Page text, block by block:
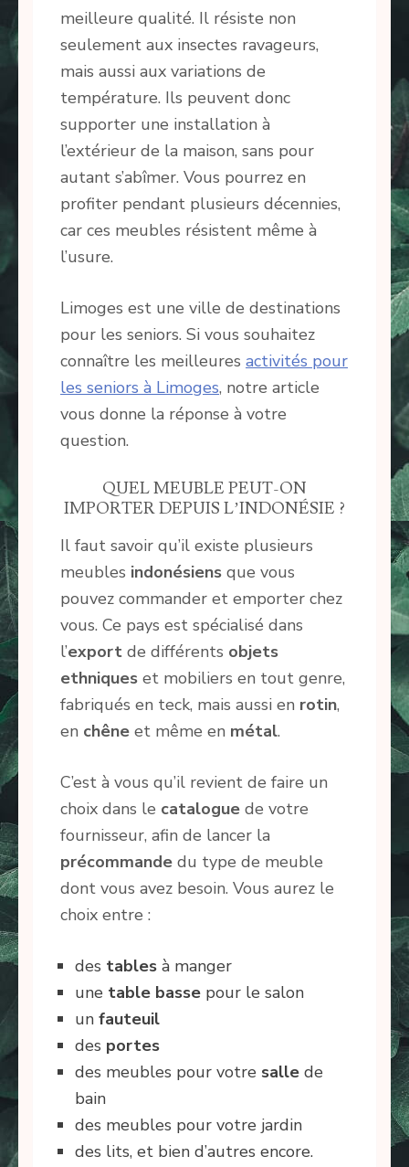
meilleure qualité. Il résiste non
seulement aux insectes ravageurs,
mais aussi aux variations de
température. Ils peuvent donc
supporter une installation à
l’extérieur de la maison, sans pour
autant s’abîmer. Vous pourrez en
profiter pendant plusieurs décennies,
car ces meubles résistent même à
l’usure.
Limoges est une ville de destinations
pour les seniors. Si vous souhaitez
connaître les meilleures activités pour
les seniors à Limoges, notre article
vous donne la réponse à votre
question.
QUEL MEUBLE PEUT-ON
IMPORTER DEPUIS L’INDONÉSIE ?
Il faut savoir qu’il existe plusieurs
meubles indonésiens que vous
pouvez commander et emporter chez
vous. Ce pays est spécialisé dans
l’export de différents objets
ethniques et mobiliers en tout genre,
fabriqués en teck, mais aussi en rotin,
en chêne et même en métal.
C’est à vous qu’il revient de faire un
choix dans le catalogue de votre
fournisseur, afin de lancer la
précommande du type de meuble
dont vous avez besoin. Vous aurez le
choix entre :
des tables à manger
une table basse pour le salon
un fauteuil
des portes
des meubles pour votre salle de
bain
des meubles pour votre jardin
des lits, et bien d’autres encore.